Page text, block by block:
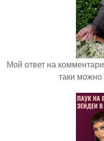
Мой ответ на
таки